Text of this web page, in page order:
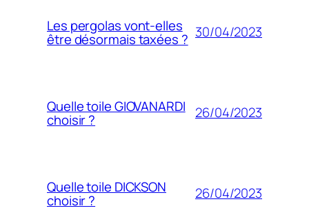
Les pergolas vont-elles
être désormais taxées ? 30/04/2023
Quelle toile GIOVANARDI
choisir ? 26/04/2023
Quelle toile DICKSON
choisir ? 26/04/2023